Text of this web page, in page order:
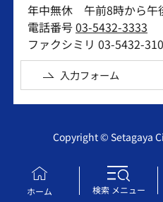
ホーム 検索メニュー
年中無休 午前8時から午
電話番号03-5432-3333
ファクシミリ 03-5432-
入力フォーム
Copyright © Setagaya